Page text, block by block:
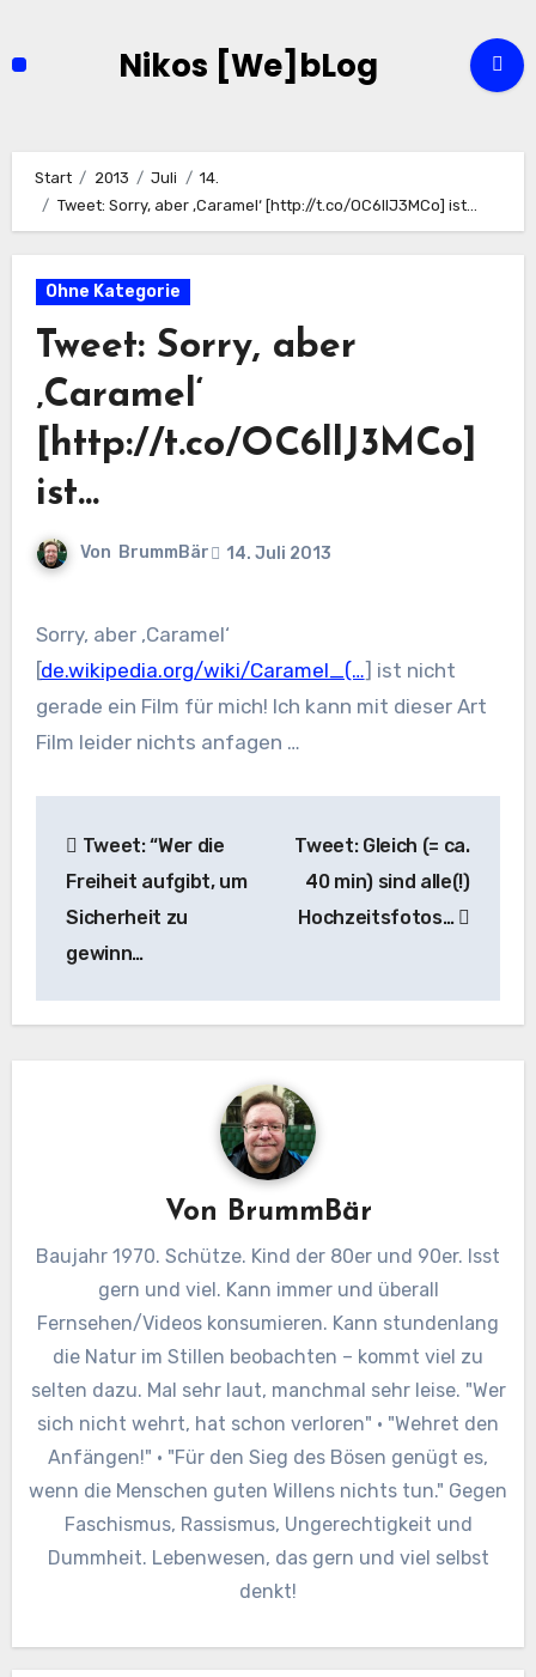
Nikos [We]bLog
Start 2013 Juli
14.
Tweet: Sorry, aber ‚Caramel‘ [http://t.co/OC6llJ3MCo] ist…
Ohne Kategorie
Tweet: Sorry, aber
‚Caramel‘
[http://t.co/OC6llJ3MCo]
ist…
Von BrummBär 14. Juli 2013
Sorry, aber ‚Caramel‘
[de.wikipedia.org/wiki/Caramel_(…] ist nicht
gerade ein Film für mich! Ich kann mit dieser Art
Film leider nichts anfagen …
Tweet: “Wer die
Freiheit aufgibt, um
Sicherheit zu
gewinn…
Tweet: Gleich (= ca.
40 min) sind alle(!)
Hochzeitsfotos…
Von BrummBär
Baujahr 1970. Schütze. Kind der 80er und 90er. Isst
gern und viel. Kann immer und überall
Fernsehen/Videos konsumieren. Kann stundenlang
die Natur im Stillen beobachten – kommt viel zu
selten dazu. Mal sehr laut, manchmal sehr leise. "Wer
sich nicht wehrt, hat schon verloren" · "Wehret den
Anfängen!" · "Für den Sieg des Bösen genügt es,
wenn die Menschen guten Willens nichts tun." Gegen
Faschismus, Rassismus, Ungerechtigkeit und
Dummheit. Lebenwesen, das gern und viel selbst
denkt!